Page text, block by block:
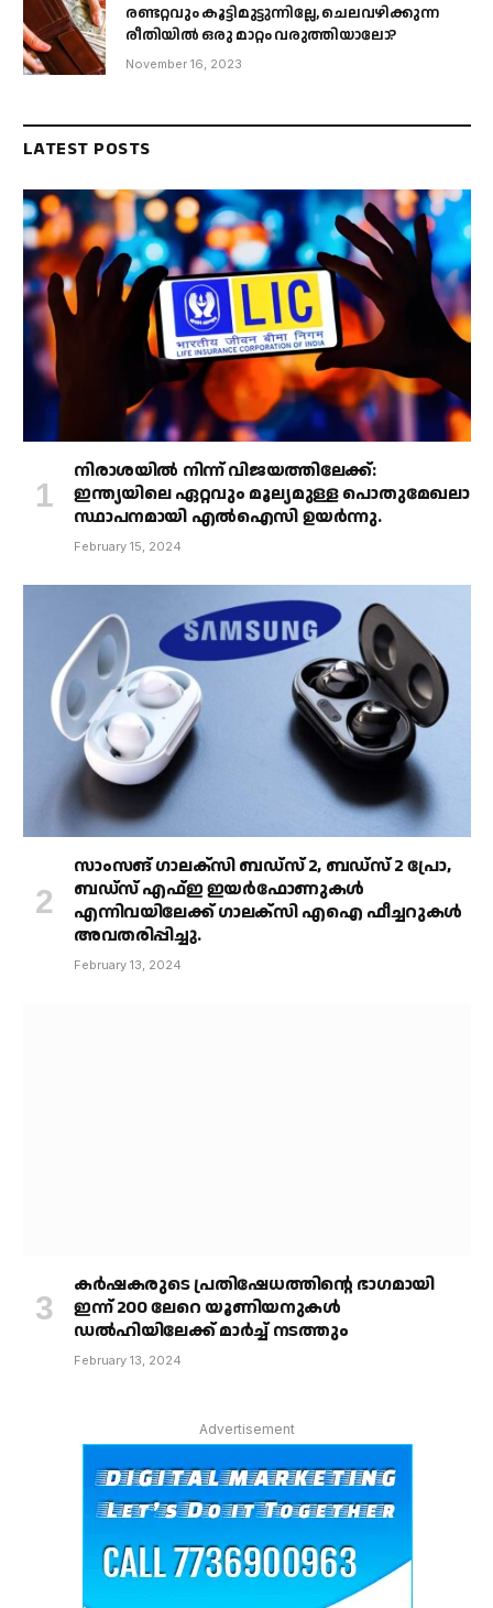
രണ്ടറ്റവും കൂട്ടിമുട്ടുന്നില്ലേ, ചെലവഴിക്കുന്ന
രീതിയിൽ ഒരു മാറ്റം വരുത്തിയാലോ?
November 16, 2023
LATEST POSTS
നിരാശയിൽ നിന്ന് വിജയത്തിലേക്ക്:
ഇന്ത്യയിലെ ഏറ്റവും മൂല്യമുള്ള പൊതുമേഖലാ
സ്ഥാപനമായി എൽഐസി ഉയർന്നു.
February 15, 2024
സാംസങ് ഗാലക്‌സി ബഡ്‌സ് 2, ബഡ്‌സ് 2 പ്രോ,
ബഡ്‌സ് എഫ്ഇ ഇയർഫോണുകൾ
എന്നിവയിലേക്ക് ഗാലക്‌സി എഐ ഫീച്ചറുകൾ
അവതരിപ്പിച്ചു.
February 13, 2024
കർഷകരുടെ പ്രതിഷേധത്തിൻ്റെ ഭാഗമായി
ഇന്ന് 200 ലേറെ യൂണിയനുകൾ
ഡൽഹിയിലേക്ക് മാർച്ച് നടത്തും
February 13, 2024
Advertisement